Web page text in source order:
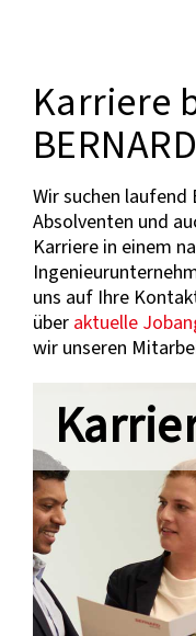
Karriere
Wir suchen
Absolventen und
Karriere in einem
uns auf Ihre
über aktuelle
wir unseren